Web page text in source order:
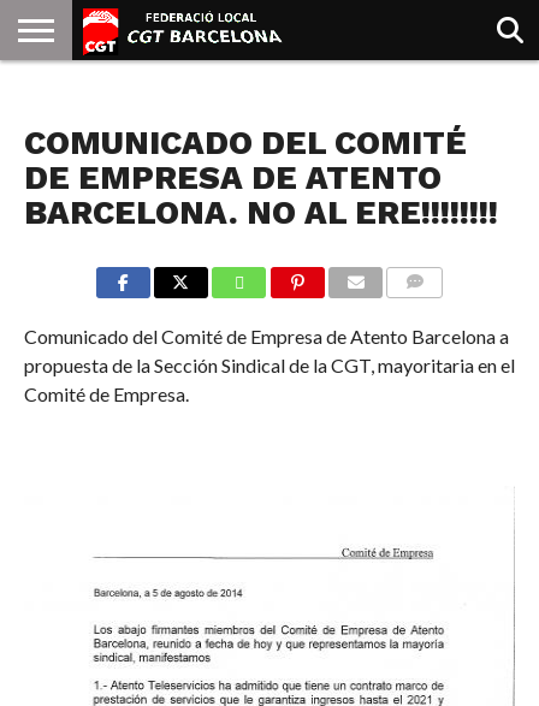
GOLDMAN
COMUNICADO DEL COMITÉ
DE EMPRESA DE ATENTO
BARCELONA. NO AL ERE!!!!!!!!
Comunicado del Comité de Empresa de Atento Barcelona a
propuesta de la Sección Sindical de la CGT, mayoritaria en el
Comité de Empresa.